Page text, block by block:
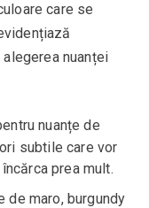
care se
nuanței
nuanțe de
subtile care vor
prea mult.
de maro, burgundy